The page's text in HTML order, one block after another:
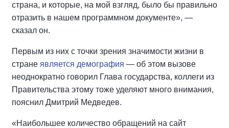
страна, и которые, на мой взгляд, было бы правильно
отразить в нашем программном документе», —
сказал он.
Первым из них с точки зрения значимости жизни в
стране является демография — об этом вызове
неоднократно говорил Глава государства, коллеги из
Правительства этому тоже уделяют много внимания,
пояснил Дмитрий Медведев.
«Наибольшее количество обращений на сайт